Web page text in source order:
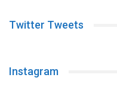
Twitter Tweets
Instagram